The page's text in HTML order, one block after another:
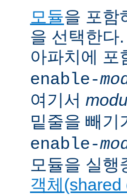
모듈을 포함
을 선택한다.
아파치에
enable-
여기서
밑줄을 빼
enable-
모듈을 실
객체